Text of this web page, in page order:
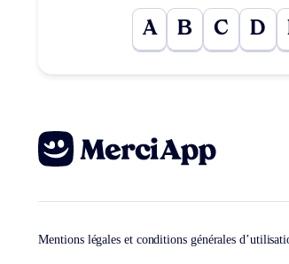
A B C D
Mentions légales et conditions générales